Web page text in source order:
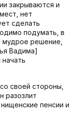
закрываются и
нет
сделать
подумать, в
решение,
Вадима]
своей стороны,
разозлит
пенсии и